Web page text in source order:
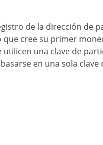
de la dirección de
cree su primer
una clave de
en una sola clave